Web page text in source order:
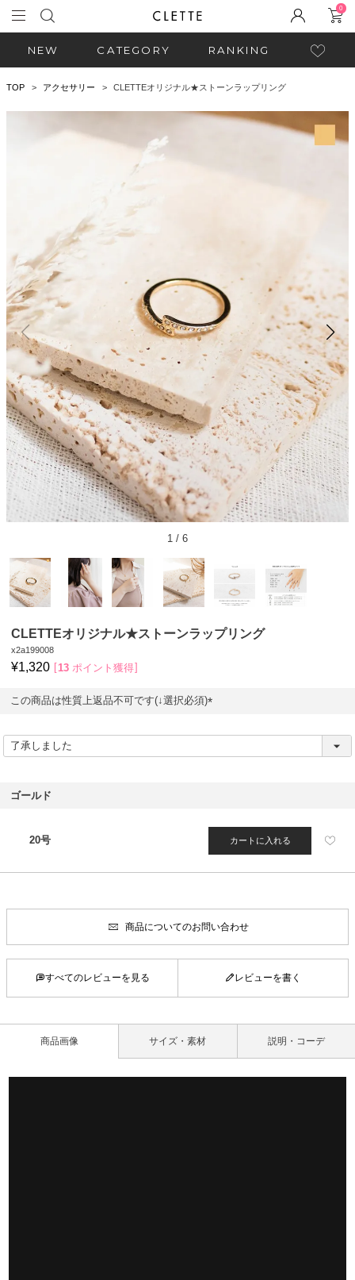
0
NEW CATEGORY RANKING
TOP アクセサリー CLETTEオリジナル★ストーンラップリング
1 / 6
CLETTEオリジナル★ストーンラップリング
x2a199008
¥1,320 13 ポイント獲得
この商品は性質上返品不可です(↓選択必須)
必
ゴールド
20号 カートに入れる
商品についてのお問い合わせ
すべてのレビューを見る レビューを書く
商品画像 サイズ・素材 説明・コーデ